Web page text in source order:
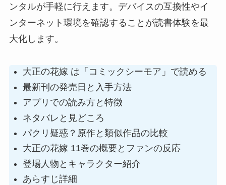
ンタルが手軽に行えます。デバイスの互換性やイ
ンターネット環境を確認することが読書体験を最
大化します。
大正の花嫁 は「コミックシーモア」で読める
最新刊の発売日と入手方法
アプリでの読み方と特徴
ネタバレと見どころ
パクリ疑惑？原作と類似作品の比較
大正の花嫁 11巻の概要とファンの反応
登場人物とキャラクター紹介
あらすじ詳細